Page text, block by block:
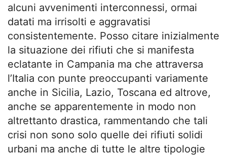
alcuni avvenimenti interconnessi, ormai
datati ma irrisolti e aggravatisi
consistentemente. Posso citare inizialmente
la situazione dei rifiuti che si manifesta
eclatante in Campania ma che attraversa
l’Italia con punte preoccupanti variamente
anche in Sicilia, Lazio, Toscana ed altrove,
anche se apparentemente in modo non
altrettanto drastica, rammentando che tali
crisi non sono solo quelle dei rifiuti solidi
urbani ma anche di tutte le altre tipologie